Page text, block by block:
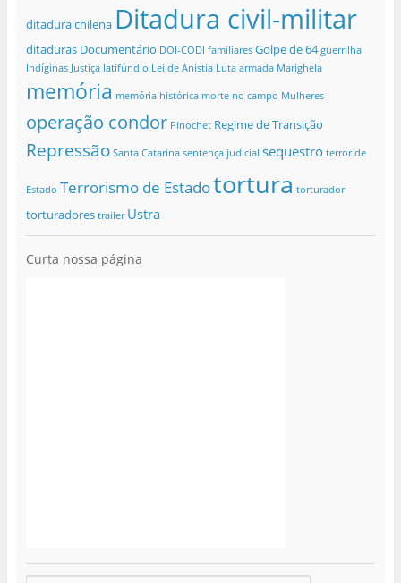
ditadura chilena Ditadura civil-militar
ditaduras Documentário DOI-CODI familiares Golpe de 64 guerrilha
Indíginas Justiça latifúndio Lei de Anistia Luta armada Marighela
memória memória histórica morte no campo Mulheres
operação condor Pinochet Regime de Transição
Repressão Santa Catarina sentença judicial sequestro terror de
Estado Terrorismo de Estadotortura torturador
torturadores trailer Ustra
Curta nossa página